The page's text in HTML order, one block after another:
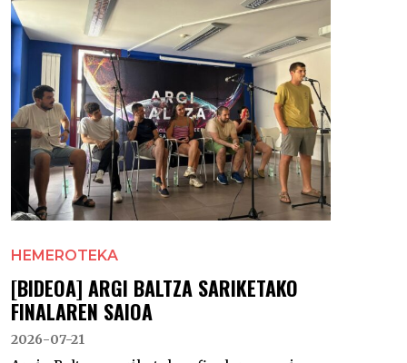
HEMEROTEKA
[BIDEOA] ARGI BALTZA SARIKETAKO
FINALAREN SAIOA
2026-07-21